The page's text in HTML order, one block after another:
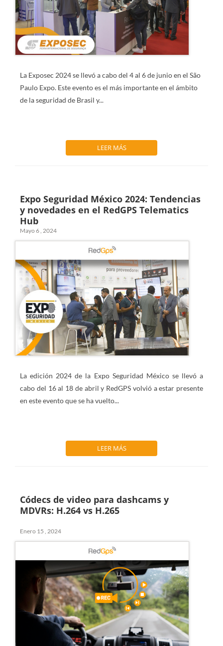
La Exposec 2024 se llevó a cabo del 4 al 6 de junioen el São
Paulo Expo. Este evento es el más importante en el ámbito
de la seguridad de Brasil y...
LEER MÁS
Expo Seguridad México 2024: Tendencias
y novedades en el RedGPS Telematics
Hub
Mayo 6 , 2024
La edición 2024 de la Expo Seguridad México se llevó a
cabo del 16 al 18 de abril y RedGPS volvió a estar presente
en este evento que se ha vuelto...
LEER MÁS
Códecs de video para dashcams y
MDVRs: H.264 vs H.265
Enero 15 , 2024